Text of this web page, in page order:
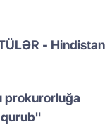
- Hindistan
prokurorluğa
qurub"